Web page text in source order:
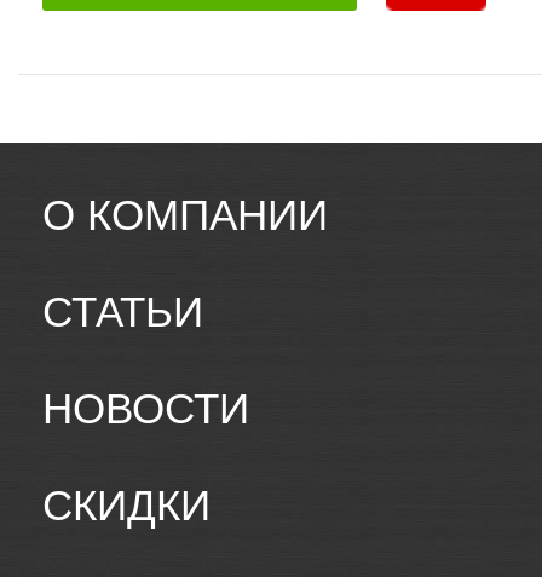
О КОМПАНИИ
СТАТЬИ
НОВОСТИ
СКИДКИ